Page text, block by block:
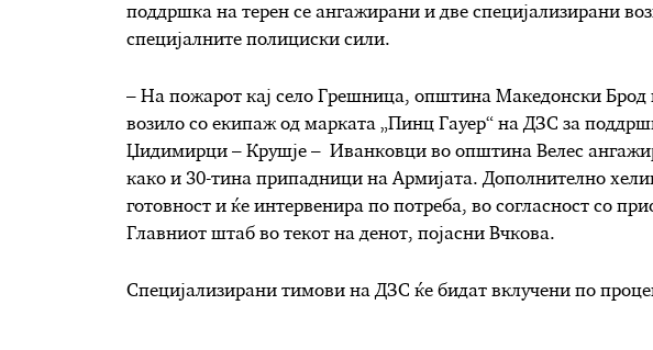
поддршка на терен се ангажирани и две специјализирани
специјалните полициски сили.
– На пожарот кај село Грешница, општина Македонски Брод
возило со екипаж од марката „Пинц Гауер“ на ДЗС за
Џидимирци – Крушје – Иванковци во општина Велес
како и 30-тина припадници на Армијата. Дополнително
готовност и ќе интервенира по потреба, во согласност со
Главниот штаб во текот на денот, појасни Вчкова.
Специјализирани тимови на ДЗС ќе бидат вклучени по